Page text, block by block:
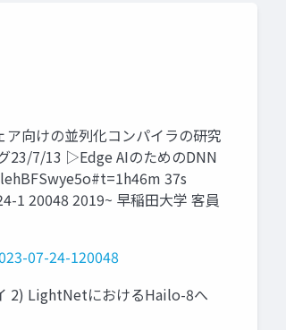
向けの並列化コンパイラの研究
23/7/13 ▷Edge AIのためのDNN
37s
1 20048 2019~ 早稲田大学 客員
07-24-120048
2) LightNetにおけるHailo-8へ